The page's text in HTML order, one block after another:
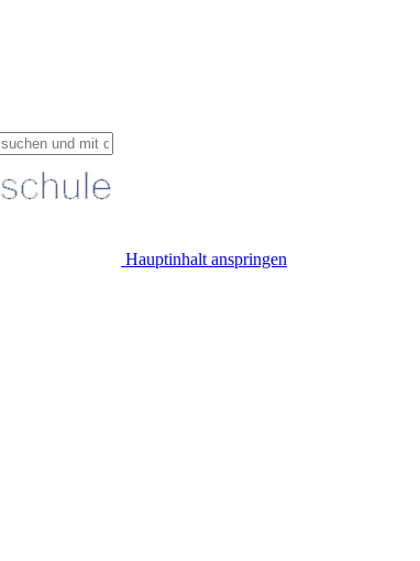
Hauptinhalt anspringen